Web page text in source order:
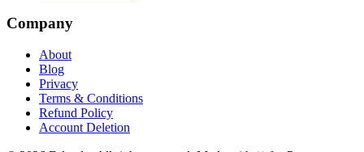
Company
About
Blog
Privacy
Terms & Conditions
Refund Policy
Account Deletion